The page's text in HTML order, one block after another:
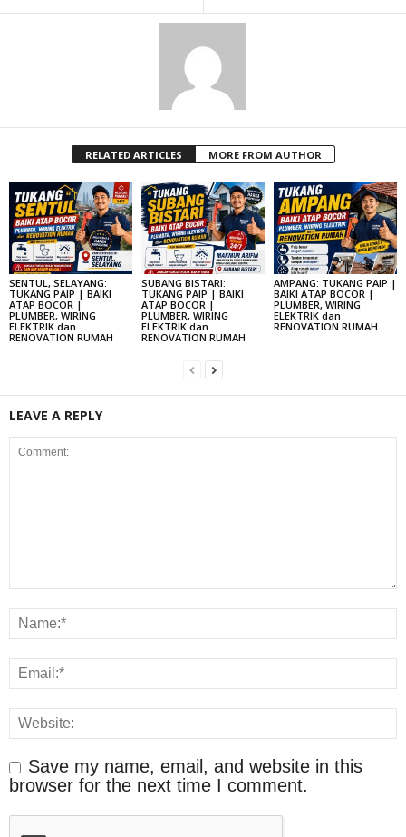
RELATED ARTICLES MORE FROM AUTHOR
SENTUL, SELAYANG:
TUKANG PAIP | BAIKI
ATAP BOCOR |
PLUMBER, WIRING
ELEKTRIK dan
RENOVATION RUMAH
SUBANG BISTARI:
TUKANG PAIP | BAIKI
ATAP BOCOR |
PLUMBER, WIRING
ELEKTRIK dan
RENOVATION RUMAH
AMPANG: TUKANG PAIP |
BAIKI ATAP BOCOR |
PLUMBER, WIRING
ELEKTRIK dan
RENOVATION RUMAH
LEAVE A REPLY
Save my name, email, and website in this
browser for the next time I comment.